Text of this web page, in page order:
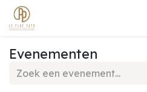
Evenementen